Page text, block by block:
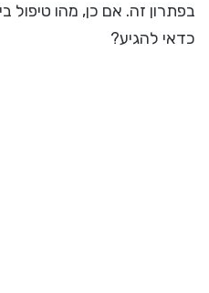
בפתרון זה. אם כן, מהו טיפול
כדאי להגיע?